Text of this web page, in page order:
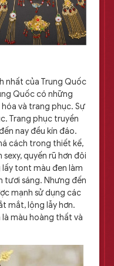
nhất của Trung Quốc
Quốc có những
và trang phục. Sự
Trang phục truyền
nay đều kín đáo.
cách trong thiết kế,
quyến rũ hơn đôi
tont màu đen làm
tươi sáng. Nhưng đến
mạnh sử dụng các
mắt, lộng lẫy hơn.
màu hoàng thất và